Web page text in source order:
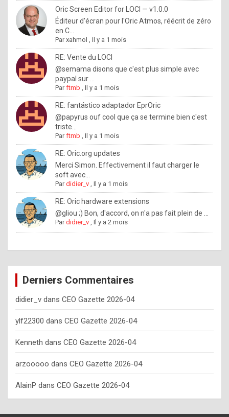
o
u
w
a
n
t
o
n
o
w
h
o
w
o
e
y
o
u
s
h
o
Oric Screen Editor for LOCI — v1.0.0
Éditeur d'écran pour l'Oric Atmos, réécrit de zéro
en C...
Parxahmol ,Il y a 1 mois
RE: Vente du LOCI
@semama disons que c'est plus simple avec
paypal sur ...
Parftmb ,Il y a 1 mois
RE: fantástico adaptador EprOric
@papyrus ouf cool que ça se termine bien c'est
triste...
Parftmb ,Il y a 1 mois
RE: Oric.org updates
Merci Simon. Effectivement il faut charger le
soft avec...
Pardidier_v ,Il y a 1 mois
RE: Oric hardware extensions
@gliou ;) Bon, d'accord, on n'a pas fait plein de ...
Pardidier_v ,Il y a 2 mois
Derniers Commentaires
didier_v dans CEO Gazette 2026-04
ylf22300 dans CEO Gazette 2026-04
Kenneth dans CEO Gazette 2026-04
arzooooo dans CEO Gazette 2026-04
AlainP dans CEO Gazette 2026-04